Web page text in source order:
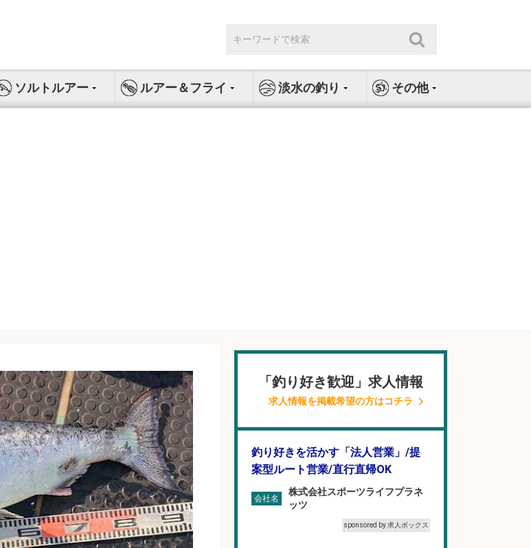
索:
ソルトルアー ルアー＆フライ 淡水の釣り その他
「釣り好き歓迎」求人情報
求人情報を掲載希望の方はコチラ
釣り好きを活かす「法人営業」/提
案型ルート営業/直行直帰OK
会社名
株式会社スポーツライフプラネ
ッツ
sponsored by 求人ボックス